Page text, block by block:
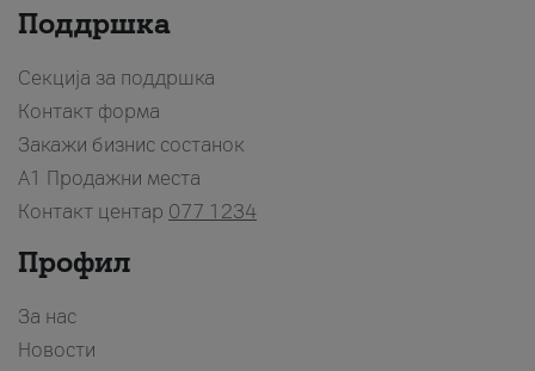
Поддршка
Секција за поддршка
Контакт форма
Закажи бизнис состанок
A1 Продажни места
Контакт центар 077 1234
Профил
За нас
Новости